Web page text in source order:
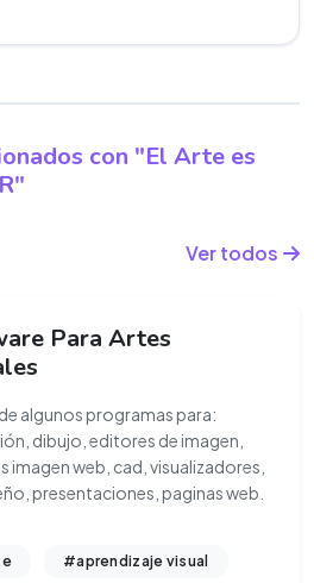
con "El Arte es
Ver todos
Para Artes
algunos programas para:
dibujo, editores de imagen,
imagen web, cad, visualizadores,
presentaciones, paginas web.
#aprendizaje visual